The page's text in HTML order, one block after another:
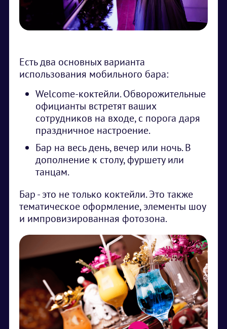
Есть два основных варианта
использования мобильного бара:
Welcome-коктейли. Обворожительные
официанты встретят ваших
сотрудников на входе, с порога даря
праздничное настроение.
Бар на весь день, вечер или ночь. В
дополнение к столу, фуршету или
танцам.
Бар - это не только коктейли. Это также
тематическое оформление, элементы шоу
и импровизированная фотозона.